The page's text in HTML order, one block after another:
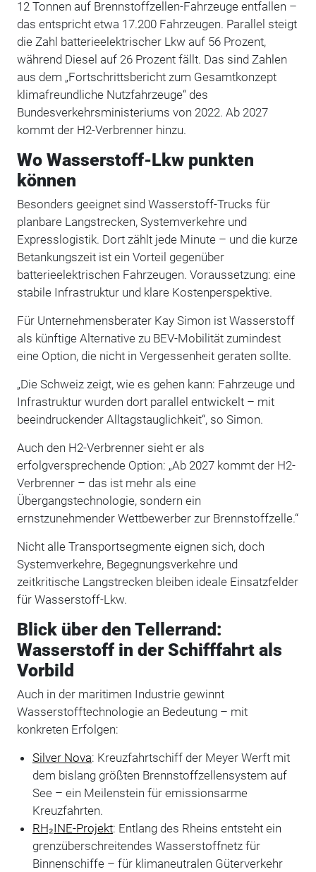
12 Tonnen auf Brennstoffzellen-Fahrzeuge entfallen –
das entspricht etwa 17.200 Fahrzeugen. Parallel steigt
die Zahl batterieelektrischer Lkw auf 56 Prozent,
während Diesel auf 26 Prozent fällt. Das sind Zahlen
aus dem „Fortschrittsbericht zum Gesamtkonzept
klimafreundliche Nutzfahrzeuge“ des
Bundesverkehrsministeriums von 2022. Ab 2027
kommt der H2-Verbrenner hinzu.
Wo Wasserstoff-Lkw punkten
können
Besonders geeignet sind Wasserstoff-Trucks für
planbare Langstrecken, Systemverkehre und
Expresslogistik. Dort zählt jede Minute – und die kurze
Betankungszeit ist ein Vorteil gegenüber
batterieelektrischen Fahrzeugen. Voraussetzung: eine
stabile Infrastruktur und klare Kostenperspektive.
Für Unternehmensberater Kay Simon ist Wasserstoff
als künftige Alternative zu BEV-Mobilität zumindest
eine Option, die nicht in Vergessenheit geraten sollte.
„Die Schweiz zeigt, wie es gehen kann: Fahrzeuge und
Infrastruktur wurden dort parallel entwickelt – mit
beeindruckender Alltagstauglichkeit“, so Simon.
Auch den H2-Verbrenner sieht er als
erfolgversprechende Option: „Ab 2027 kommt der H2-
Verbrenner – das ist mehr als eine
Übergangstechnologie, sondern ein
ernstzunehmender Wettbewerber zur Brennstoffzelle.“
Nicht alle Transportsegmente eignen sich, doch
Systemverkehre, Begegnungsverkehre und
zeitkritische Langstrecken bleiben ideale Einsatzfelder
für Wasserstoff-Lkw.
Blick über den Tellerrand:
Wasserstoff in der Schifffahrt als
Vorbild
Auch in der maritimen Industrie gewinnt
Wasserstofftechnologie an Bedeutung – mit
konkreten Erfolgen:
Silver Nova: Kreuzfahrtschiff der Meyer Werft mit
dem bislang größten Brennstoffzellensystem auf
See – ein Meilenstein für emissionsarme
Kreuzfahrten.
RH₂INE-Projekt: Entlang des Rheins entsteht ein
grenzüberschreitendes Wasserstoffnetz für
Binnenschiffe – für klimaneutralen Güterverkehr